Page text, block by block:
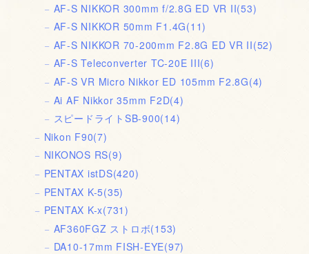
AF-S NIKKOR 300mm f/2.8G ED VR II(53)
AF-S NIKKOR 50mm F1.4G(11)
AF-S NIKKOR 70-200mm F2.8G ED VR II(52)
AF-S Teleconverter TC-20E III(6)
AF-S VR Micro Nikkor ED 105mm F2.8G(4)
Ai AF Nikkor 35mm F2D(4)
スピードライトSB-900(14)
Nikon F90(7)
NIKONOS RS(9)
PENTAX istDS(420)
PENTAX K-5(35)
PENTAX K-x(731)
AF360FGZ ストロボ(153)
DA10-17mm FISH-EYE(97)